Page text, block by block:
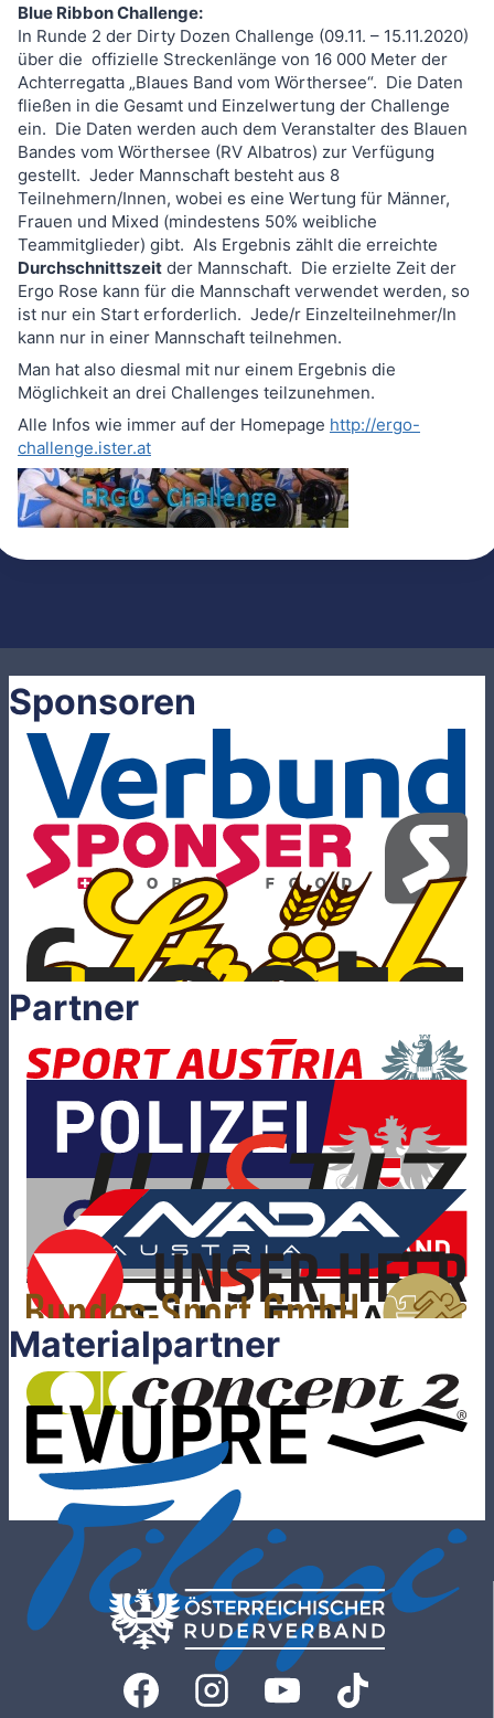
Blue Ribbon Challenge:
In Runde 2 der Dirty Dozen Challenge (09.11. – 15.11.2020)
über die offizielle Streckenlänge von 16 000 Meter der
Achterregatta „Blaues Band vom Wörthersee“. Die Daten
fließen in die Gesamt und Einzelwertung der Challenge
ein. Die Daten werden auch dem Veranstalter des Blauen
Bandes vom Wörthersee (RV Albatros) zur Verfügung
gestellt. Jeder Mannschaft besteht aus 8
Teilnehmern/Innen, wobei es eine Wertung für Männer,
Frauen und Mixed (mindestens 50% weibliche
Teammitglieder) gibt. Als Ergebnis zählt die erreichte
Durchschnittszeit der Mannschaft. Die erzielte Zeit der
Ergo Rose kann für die Mannschaft verwendet werden, so
ist nur ein Start erforderlich. Jede/r Einzelteilnehmer/In
kann nur in einer Mannschaft teilnehmen.
Man hat also diesmal mit nur einem Ergebnis die
Möglichkeit an drei Challenges teilzunehmen.
Alle Infos wie immer auf der Homepage http://ergo-
challenge.ister.at
Sponsoren
Partner
Materialpartner